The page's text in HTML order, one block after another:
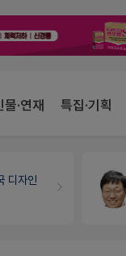
물·연재 특집·기획
자인